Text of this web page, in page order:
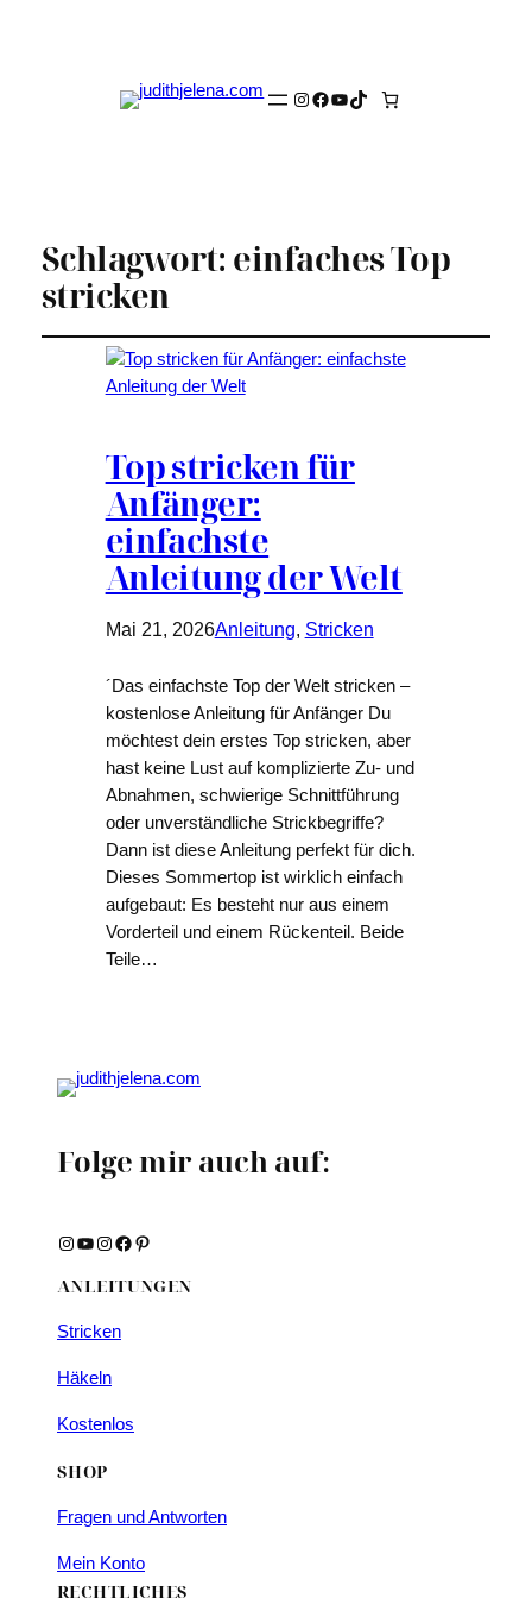
Instagram
Facebook
YouTube
TikTok
Schlagwort: einfaches Top
stricken
Top stricken für
Anfänger:
einfachste
Anleitung der Welt
Mai 21, 2026Anleitung, Stricken
´Das einfachste Top der Welt stricken –
kostenlose Anleitung für Anfänger Du
möchtest dein erstes Top stricken, aber
hast keine Lust auf komplizierte Zu- und
Abnahmen, schwierige Schnittführung
oder unverständliche Strickbegriffe?
Dann ist diese Anleitung perfekt für dich.
Dieses Sommertop ist wirklich einfach
aufgebaut: Es besteht nur aus einem
Vorderteil und einem Rückenteil. Beide
Teile…
Folge mir auch auf:
Instagram YouTube Instagram Facebook Pinterest
ANLEITUNGEN
Stricken
Häkeln
Kostenlos
SHOP
Fragen und Antworten
Mein Konto
RECHTLICHES